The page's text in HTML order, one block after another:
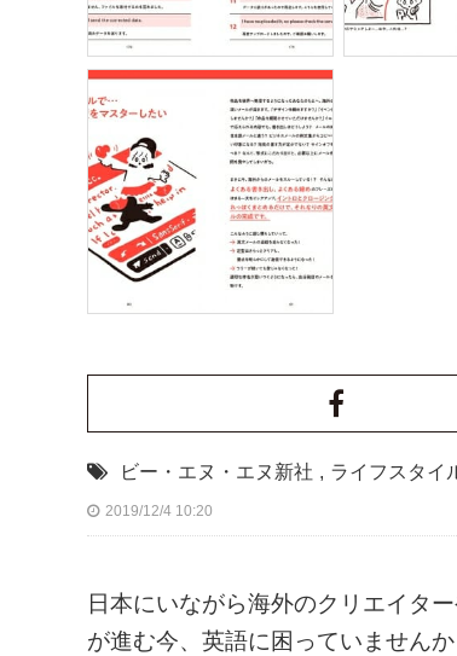
ビー・エヌ・エヌ新社 , ライフスタイ
2019/12/4 10:20
日本にいながら海外のクリエイタ
が進む今、英語に困っていません